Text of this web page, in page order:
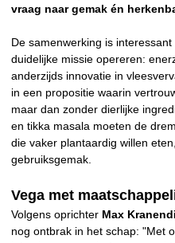
vraag naar gemak én
De samenwerking is
duidelijke missie opereren:
anderzijds innovatie in
in een propositie waarin
maar dan zonder dierlijke
en tikka masala moeten de
die vaker plantaardig willen
gebruiksgemak.
Vega met
Volgens oprichter Max
nog ontbrak in het schap: "Met